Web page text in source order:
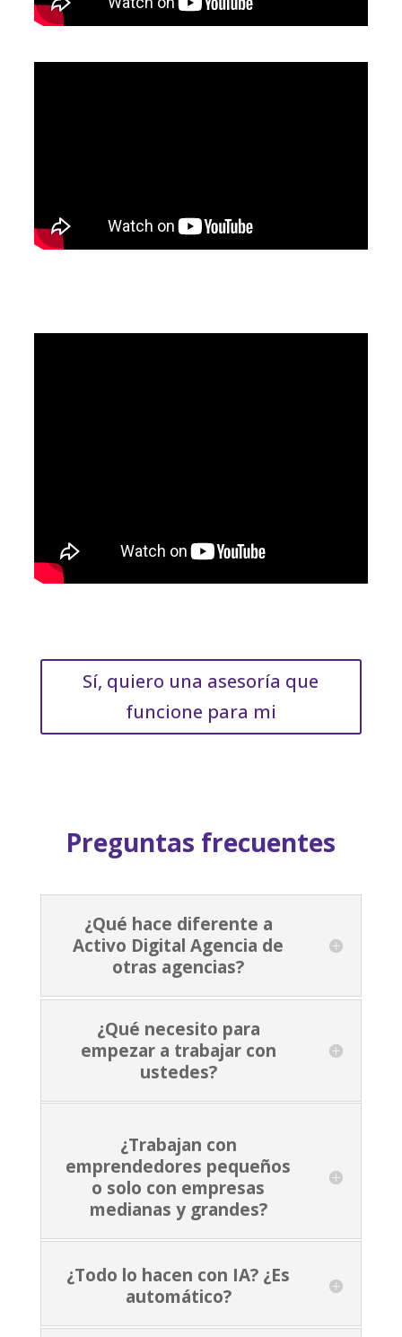
Sí, quiero una asesoría que
funcione para mi
Preguntas frecuentes
¿Qué hace diferente a
Activo Digital Agencia de
otras agencias?
¿Qué necesito para
empezar a trabajar con
ustedes?
¿Trabajan con
emprendedores pequeños
o solo con empresas
medianas y grandes?
¿Todo lo hacen con IA? ¿Es
automático?